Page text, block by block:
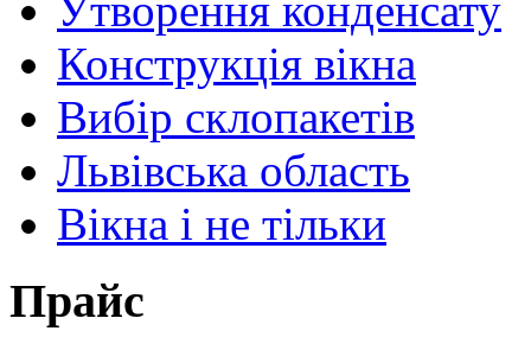
Утворення конденсату
Конструкція вікна
Вибір склопакетів
Львівська область
Вікна і не тільки
Прайс